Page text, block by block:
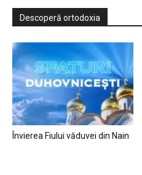
Descoperă ortodoxia
Învierea Fiului văduvei din Nain